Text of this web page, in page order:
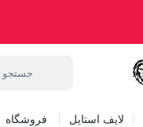
لایف استایل فروشگاه